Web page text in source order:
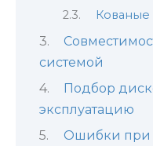
Кованые
системой
Подбор
эксплуатацию
Ошибки при